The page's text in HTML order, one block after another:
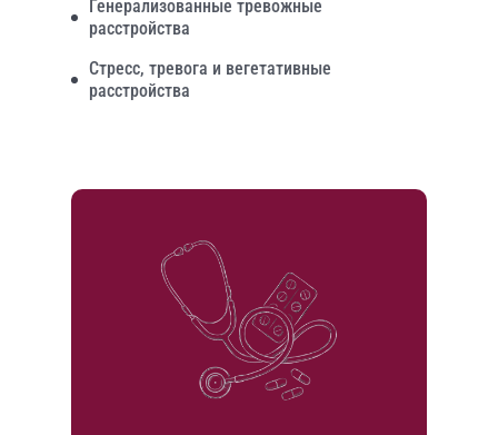
Генерализованные тревожные
расстройства
Стресс, тревога и вегетативные
расстройства